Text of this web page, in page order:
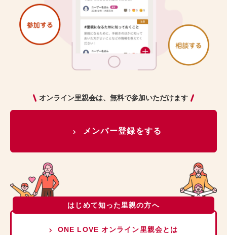
オンライン里親会は、無料で参加いただけます
メンバー登録をする
はじめて知った里親の方へ
ONE LOVE オンライン里親会とは